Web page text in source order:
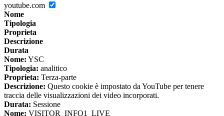
youtube.com
Nome
Tipologia
Proprieta
Descrizione
Durata
Nome: YSC
Tipologia: analitico
Proprieta: Terza-parte
Descrizione: Questo cookie è impostato da YouTube per tenere
traccia delle visualizzazioni dei video incorporati.
Durata: Sessione
Nome: VISITOR_INFO1_LIVE